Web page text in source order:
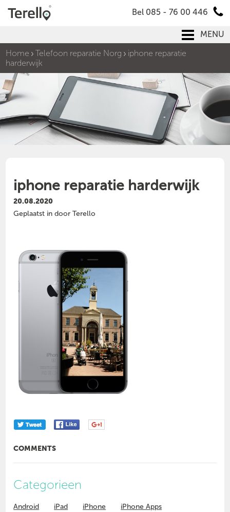
Bel 085 - 76 00 446
MENU
Home
Telefoon reparatie Norg
iphone reparatie
harderwijk
iphone reparatie harderwijk
20.08.2020
Geplaatst in door Terello
COMMENTS
Categorieen
Android iPad iPhone
iPhone Apps